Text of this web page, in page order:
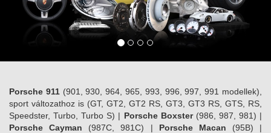
Porsche 911(901, 930, 964, 965, 993, 996, 997, 991 modellek),
sport változathoz is (GT, GT2, GT2 RS, GT3, GT3 RS, GTS, RS,
Speedster, Turbo, Turbo S) | Porsche Boxster(986, 987, 981) |
Porsche Cayman (987C, 981C) | Porsche Macan (95B) |